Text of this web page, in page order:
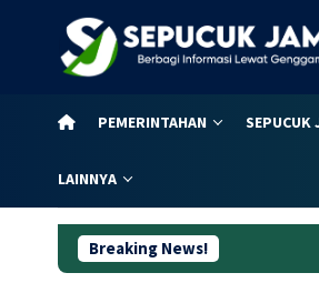
PEMERINTAHAN SEPUCUK
LAINNYA
Breaking News!